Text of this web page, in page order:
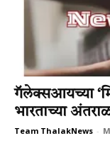
गॅलेक्सआयच्या
भारताच्या अंतराळ
Team ThalakNews -